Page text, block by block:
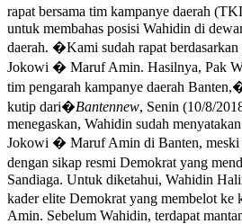
rapat bersama tim kampanye daerah
untuk membahas posisi Wahidin di
daerah. �Kami sudah rapat
Jokowi � Maruf Amin. Hasilnya, Pak
tim pengarah kampanye daerah
kutip dari�Bantennew, Senin (10/8/
menegaskan, Wahidin sudah
Jokowi � Maruf Amin di Banten, meski
dengan sikap resmi Demokrat yang
Sandiaga. Untuk diketahui, Wahidin
kader elite Demokrat yang membelot
Amin. Sebelum Wahidin, terdapat